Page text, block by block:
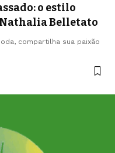
o estilo
Belletato
compartilha sua paixão